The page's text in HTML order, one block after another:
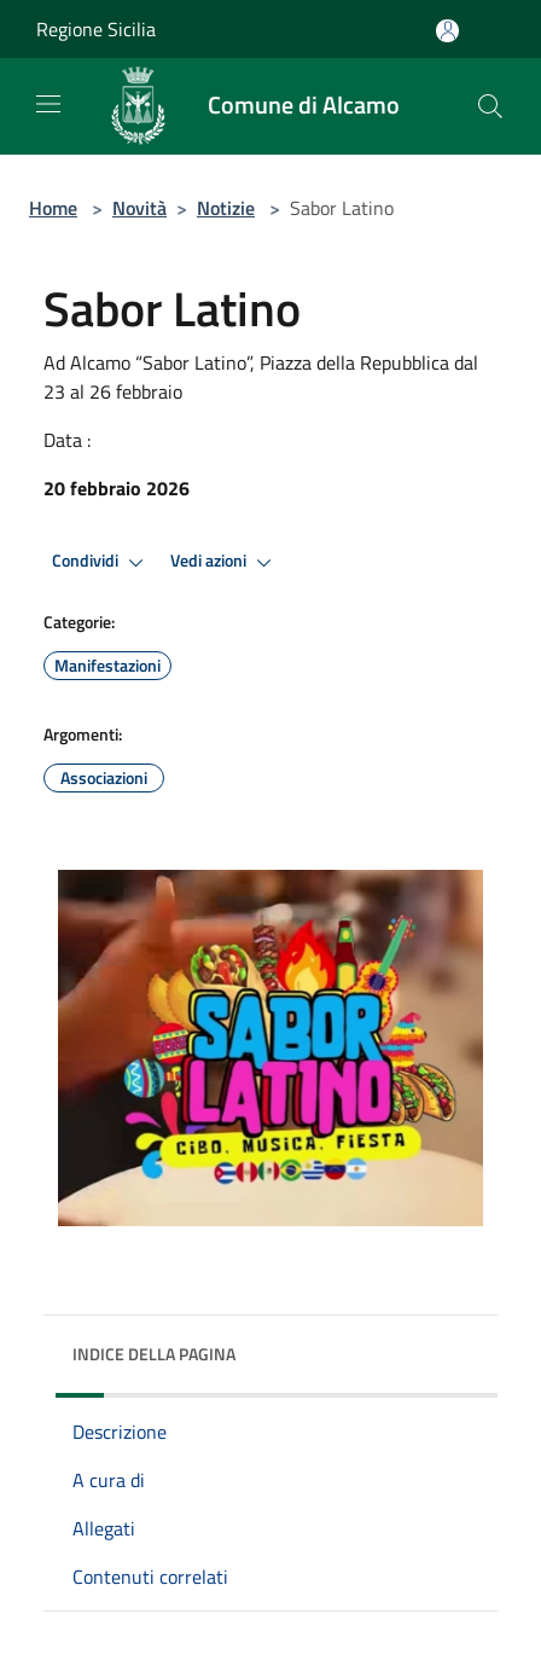
Regione Sicilia
Comune di Alcamo
Home > Novità > Notizie > Sabor Latino
Sabor Latino
Ad Alcamo “Sabor Latino”, Piazza della Repubblica dal
23 al 26 febbraio
Data :
20 febbraio 2026
Condividi Vedi azioni
Categorie:
Manifestazioni
Argomenti:
Associazioni
INDICE DELLA PAGINA
Descrizione
A cura di
Allegati
Contenuti correlati